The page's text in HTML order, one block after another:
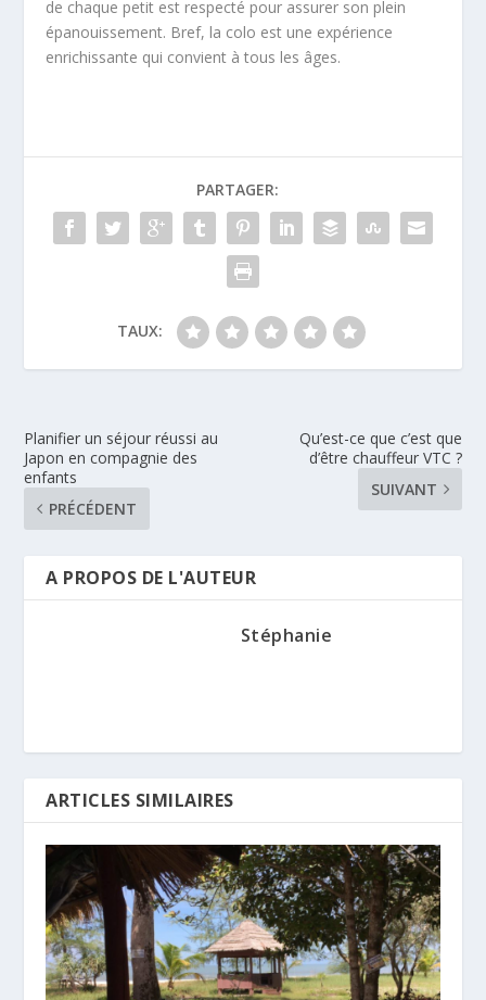
de chaque petit est respecté pour assurer son plein
épanouissement. Bref, la colo est une expérience
enrichissante qui convient à tous les âges.
PARTAGER:
TAUX:
Planifier un séjour réussi au
Japon en compagnie des
enfants
PRÉCÉDENT
Qu’est-ce que c’est que
d’être chauffeur VTC ?
SUIVANT
A PROPOS DE L'AUTEUR
Stéphanie
ARTICLES SIMILAIRES